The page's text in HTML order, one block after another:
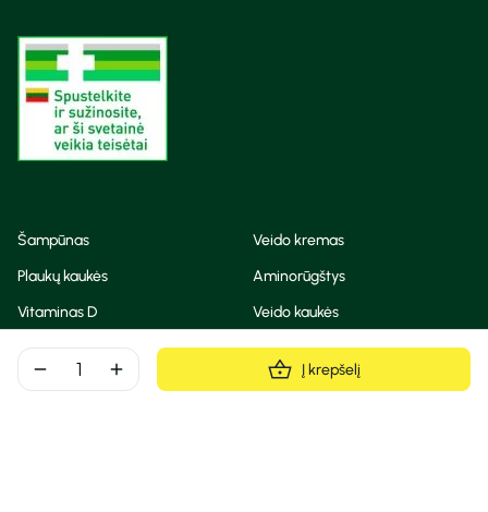
remove add Į krepšelį
Šampūnas
Veido kremas
Plaukų kaukės
Aminorūgštys
Vitaminas D
Veido kaukės
Korėjietiška kosmetika
Eteriniai aliejai
Dezodorantas
BB ir CC kremas